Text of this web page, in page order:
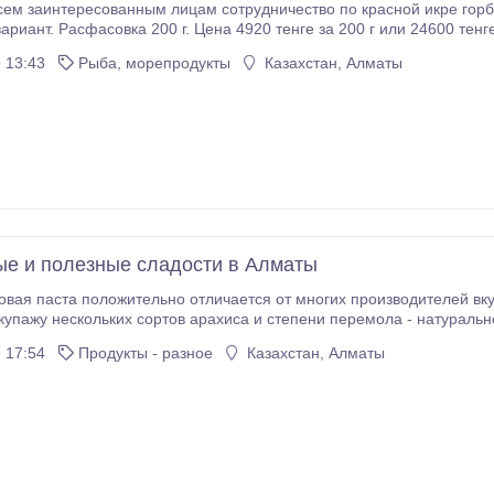
заинтересованным лицам сотрудничество по красной икре
Расфасовка 200 г. Цена 4920 тенге за 200 г или 24600
13:43
Рыба, морепродукты Казахстан, Алматы
и полезные сладости в Алматы
паста положительно отличается от многих производителей вкусом и
нескольких сортов арахиса и степени перемола - натурально сладкая, не вяжет, не
щепотки розовой гималайской соли.
17:54 Продукты - разное Казахстан, Алматы